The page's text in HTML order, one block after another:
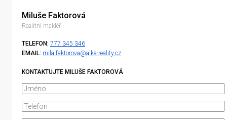
Miluše Faktorová
Realitní makléř
TELEFON: 777 345 346
EMAIL: mila.faktorova@alka-reality.cz
KONTAKTUJTE MILUŠE FAKTOROVÁ